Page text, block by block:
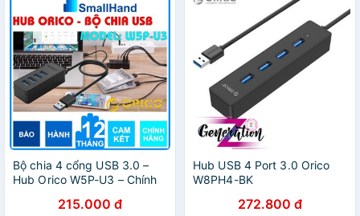
Bộ chia 4 cổng USB 3.0 –
Hub Orico W5P-U3 – Chính
USB3.0 Four – Port Hub
215.000 đ
Hub USB 4 Port 3.0 Orico
W8PH4-BK
272.800 đ